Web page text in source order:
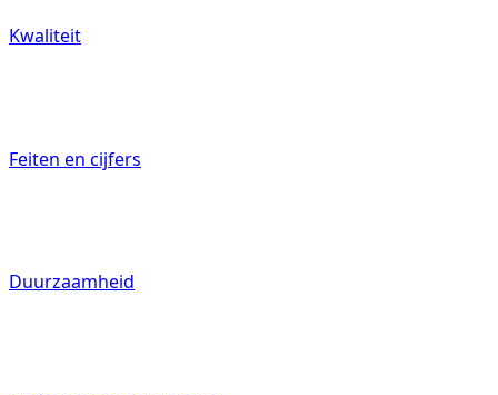
Kwaliteit
Feiten en cijfers
Duurzaamheid